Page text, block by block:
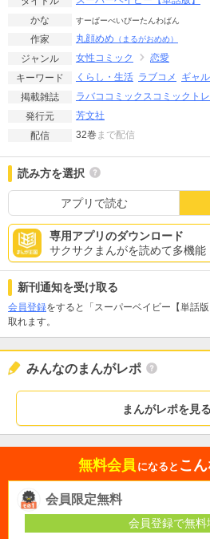
かな
すーぱーべいびーたんわばん
作家 丸顔めめ （まるがおめめ）
ジャンル 女性コミック
恋愛
キーワード
くらし・生活 ラブコメ ギャル
掲載雑誌
ラバココミックスコミックト
発行元
芳文社
配信
32巻 まで配信
読み方を選択
アプリで読む
専用アプリのダウンロード
サクサクまんがを読めて多機能
新刊通知を受け取る
会員登録をすると「スーパーベイビー【単話
取れます。
みんなのまんがレポ
まんがレポを見る
無料会員 になると こ
会員限定無料
会員登録で無料